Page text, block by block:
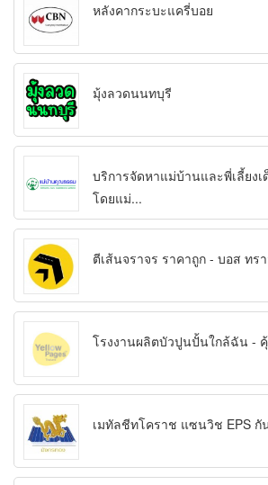
หลังคากระบะแครี่บอย
มุ้งลวดนนทบุรี
บริการจัดหาแม่บ้านและพี่เลี้ยง
โดยแม่...
ตีเส้นจราจร ราคาถูก - บอส ทร
โรงงานผลิตบัวปูนปั้นใกล้ฉัน -
เมทัลชีทโคราช แซนวิช EPS กั